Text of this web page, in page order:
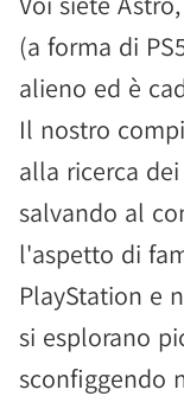
(a forma di
alieno ed è
Il nostro
alla ricerca
salvando al
l'aspetto di
PlayStation e
si esplorano
sconfiggendo